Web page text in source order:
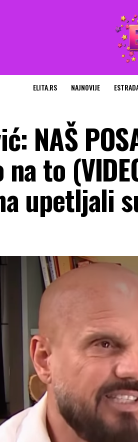
ELITA.RS NAJNOVIJE
NAŠ
to
upetljali